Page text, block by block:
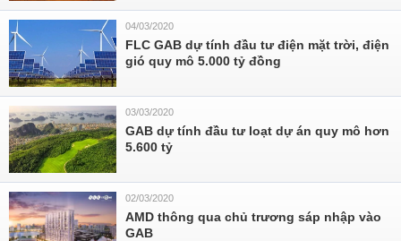
04/03/2020
FLC GAB dự tính đầu tư điện mặt trời, điện
gió quy mô 5.000 tỷ đồng
03/03/2020
GAB dự tính đầu tư loạt dự án quy mô hơn
5.600 tỷ
02/03/2020
AMD thông qua chủ trương sáp nhập vào
GAB